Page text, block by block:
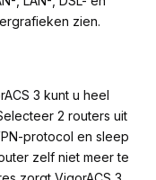
zien.
3 kunt u heel
2 routers uit
protocol en sleep
zelf niet meer te